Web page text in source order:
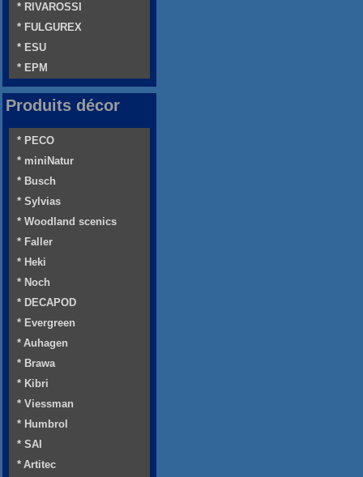
* RIVAROSSI
* FULGUREX
* ESU
* EPM
Produits décor
* PECO
* miniNatur
* Busch
* Sylvias
* Woodland scenics
* Faller
* Heki
* Noch
* DECAPOD
* Evergreen
* Auhagen
* Brawa
* Kibri
* Viessman
* Humbrol
* SAI
* Artitec